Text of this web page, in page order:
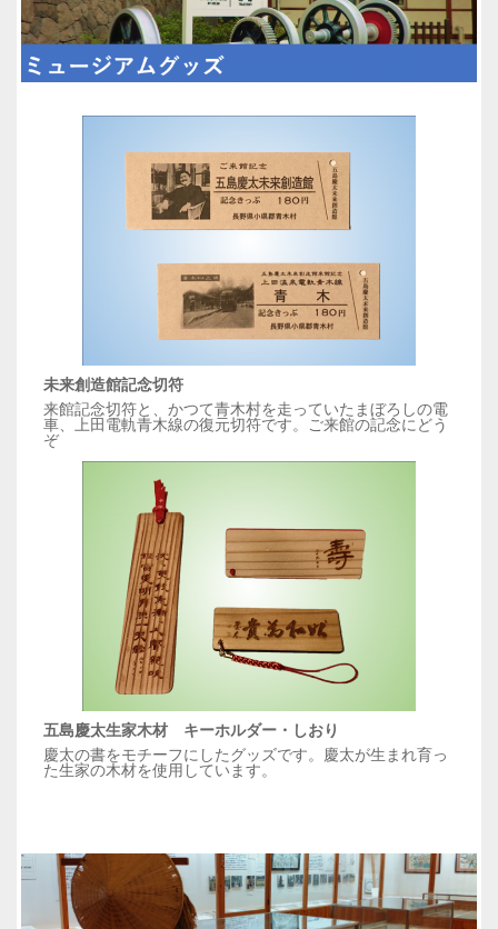
未来創造館記念切符
来館記念切符と、かつて青木村を走っていたまぼろしの電
車、上田電軌青木線の復元切符です。ご来館の記念にどう
ぞ
五島慶太生家木材 キーホルダー・しおり
慶太の書をモチーフにしたグッズです。慶太が生まれ育っ
た生家の木材を使用しています。